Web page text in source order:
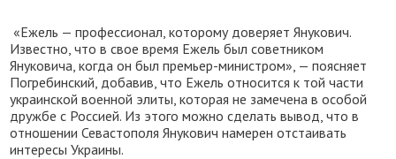
«Ежель — профессионал, которому доверяет Янукович.
Известно, что в свое время Ежель был советником
Януковича, когда он был премьер-министром», — поясняет
Погребинский, добавив, что Ежель относится к той части
украинской военной элиты, которая не замечена в особой
дружбе с Россией. Из этого можно сделать вывод, что в
отношении Севастополя Янукович намерен отстаивать
интересы Украины.